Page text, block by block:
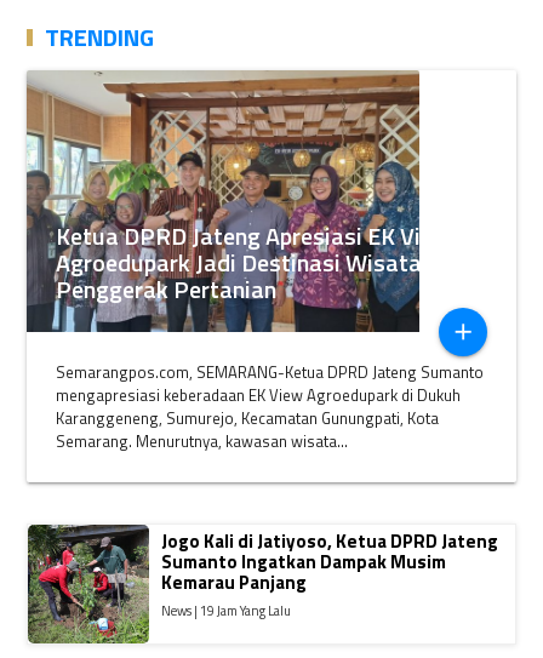
TRENDING
Ketua DPRD Jateng Apresiasi EK View
Agroedupark Jadi Destinasi Wisata
Penggerak Pertanian
add
Semarangpos.com, SEMARANG-Ketua DPRD Jateng Sumanto
mengapresiasi keberadaan EK View Agroedupark di Dukuh
Karanggeneng, Sumurejo, Kecamatan Gunungpati, Kota
Semarang. Menurutnya, kawasan wisata...
Jogo Kali di Jatiyoso, Ketua DPRD Jateng
Sumanto Ingatkan Dampak Musim
Kemarau Panjang
News | 19 Jam Yang Lalu